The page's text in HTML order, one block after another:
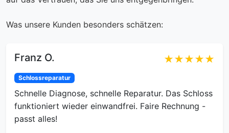
Was unsere Kunden besonders schätzen:
Franz O. ★★★★★
Schlossreparatur
Schnelle Diagnose, schnelle Reparatur. Das Schloss
funktioniert wieder einwandfrei. Faire Rechnung -
passt alles!